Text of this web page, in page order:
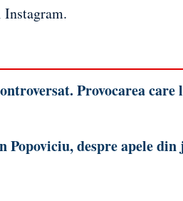
Instagram.
Provocarea care
Popoviciu, despre apele